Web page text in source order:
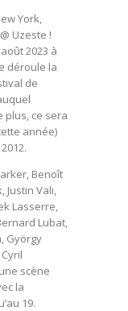
York,
Uzeste !
2023 à
déroule la
de
plus, ce sera
année)
Benoît
Justin Vali,
Lasserre,
Lubat,
György
scène
la
19.